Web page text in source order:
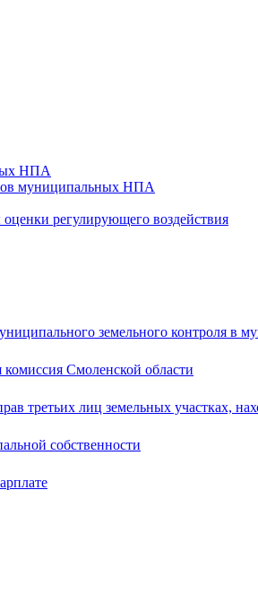
НПА
муниципальных НПА
регулирующего воздействия
земельного контроля в
комиссия Смоленской области
третьих лиц земельных участках,
собственности